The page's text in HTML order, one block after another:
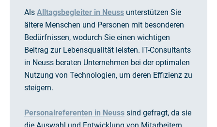
Als Alltagsbegleiter in Neuss unterstützen Sie
ältere Menschen und Personen mit besonderen
Bedürfnissen, wodurch Sie einen wichtigen
Beitrag zur Lebensqualität leisten. IT-Consultants
in Neuss beraten Unternehmen bei der optimalen
Nutzung von Technologien, um deren Effizienz zu
steigern.
Personalreferenten in Neuss sind gefragt, da sie